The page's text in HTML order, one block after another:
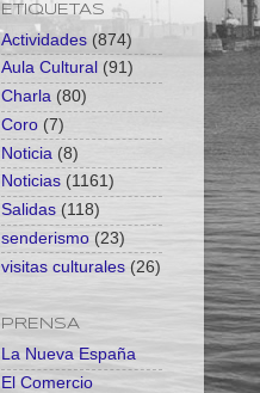
ETIQUETAS
Actividades (874)
Aula Cultural (91)
Charla (80)
Coro (7)
Noticia (8)
Noticias (1161)
Salidas (118)
senderismo (23)
visitas culturales (26)
PRENSA
La Nueva España
El Comercio